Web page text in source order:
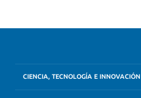
CIENCIA, TECNOLOGÍA E INNOVACIÓN